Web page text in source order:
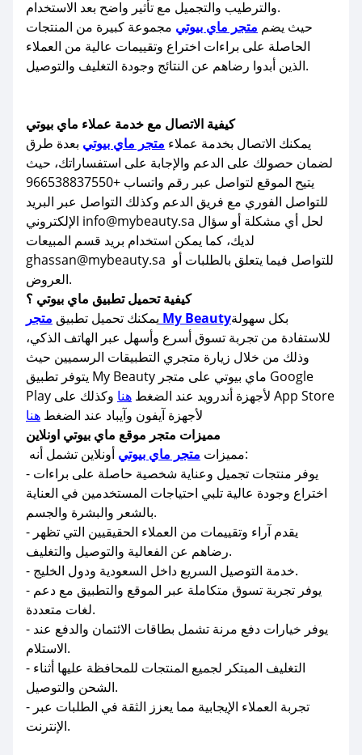
والترطيب والتجميل مع تأثير واضح بعد الاستخدام.
حيث يضم متجر ماي بيوتي مجموعة كبيرة من المنتجات
الحاصلة على براءات اختراع وتقييمات عالية من العملاء
الذين أبدوا رضاهم عن النتائج وجودة التغليف والتوصيل.
كيفية الاتصال مع خدمة عملاء ماي بيوتي
يمكنك الاتصال بخدمة عملاء متجر ماي بيوتي بعدة طرق
لضمان حصولك على الدعم والإجابة على استفساراتك، حيث
يتيح الموقع لتواصل عبر رقم واتساب +966538837550
للتواصل الفوري مع فريق الدعم وكذلك التواصل عبر البريد
الإلكتروني info@mybeauty.sa لحل أي مشكلة أو سؤال
لديك، كما يمكن استخدام بريد قسم المبيعات
ghassan@mybeauty.sa للتواصل فيما يتعلق بالطلبات أو
العروض.
كيفية تحميل تطبيق ماي بيوتي ؟
يمكنك تحميل تطبيق متجر My Beautyبكل سهولة
للاستفادة من تجربة تسوق أسرع وأسهل عبر الهاتف الذكي،
وذلك من خلال زيارة متجري التطبيقات الرسميين حيث
يتوفر تطبيق My Beauty ماي بيوتي على متجر Google
Play لأجهزة أندرويد عند الضغط هنا وكذلك على App Store
لأجهزة آيفون وآيباد عند الضغط هنا
مميزات متجر موقع ماي بيوتي اونلاين
مميزات متجر ماي بيوتي
أونلاين تشمل أنه:
- يوفر منتجات تجميل وعناية شخصية حاصلة على براءات
اختراع وجودة عالية تلبي احتياجات المستخدمين في العناية
بالشعر والبشرة والجسم.
- يقدم آراء وتقييمات من العملاء الحقيقيين التي تظهر
رضاهم عن الفعالية والتوصيل والتغليف.
- خدمة التوصيل السريع داخل السعودية ودول الخليج.
- يوفر تجربة تسوق متكاملة عبر الموقع والتطبيق مع دعم
لغات متعددة.
- يوفر خيارات دفع مرنة تشمل بطاقات الائتمان والدفع عند
الاستلام.
- التغليف المبتكر لجميع المنتجات للمحافظة عليها أثناء
الشحن والتوصيل.
- تجربة العملاء الإيجابية مما يعزز الثقة في الطلبات عبر
الإنترنت.